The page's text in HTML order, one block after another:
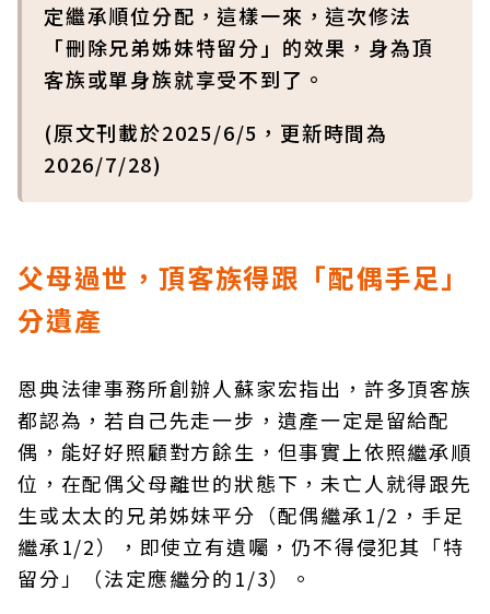
定繼承順位分配，這樣一來，這次修法
「刪除兄弟姊妹特留分」的效果，身為頂
客族或單身族就享受不到了。
(原文刊載於2025/6/5，更新時間為
2026/7/28)
父母過世，頂客族得跟「配偶手足」
分遺產
恩典法律事務所創辦人蘇家宏指出，許多頂客族
都認為，若自己先走一步，遺產一定是留給配
偶，能好好照顧對方餘生，但事實上依照繼承順
位，在配偶父母離世的狀態下，未亡人就得跟先
生或太太的兄弟姊妹平分（配偶繼承1/2，手足
繼承1/2），即使立有遺囑，仍不得侵犯其「特
留分」（法定應繼分的1/3）。